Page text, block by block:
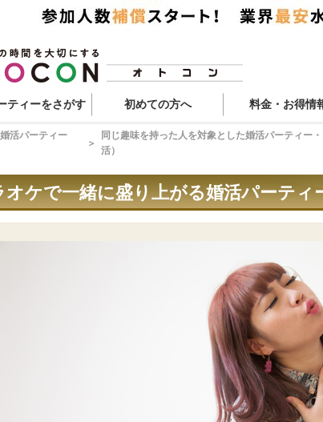
ティーをさがす 初めての方へ 料金・お得情
活パーティー
同じ趣味を持った人を対象とした婚活パーティー
活）
オケで一緒に盛り上がる婚活パーティ